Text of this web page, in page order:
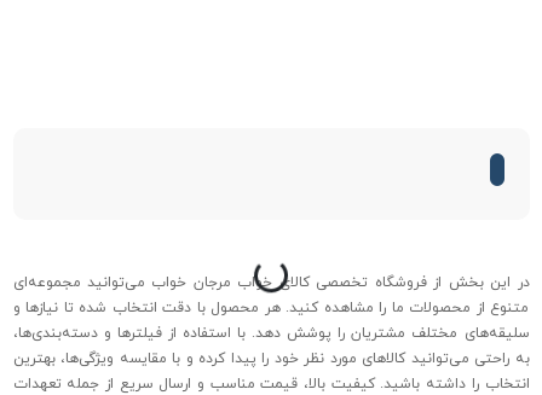
درحال بارگذاری...
در این بخش از فروشگاه تخصصی کالای خواب مرجان خواب می‌توانید مجموعه‌ای
متنوع از محصولات ما را مشاهده کنید. هر محصول با دقت انتخاب شده تا نیازها و
سلیقه‌های مختلف مشتریان را پوشش دهد. با استفاده از فیلترها و دسته‌بندی‌ها،
به راحتی می‌توانید کالاهای مورد نظر خود را پیدا کرده و با مقایسه ویژگی‌ها، بهترین
انتخاب را داشته باشید. کیفیت بالا، قیمت مناسب و ارسال سریع از جمله تعهدات